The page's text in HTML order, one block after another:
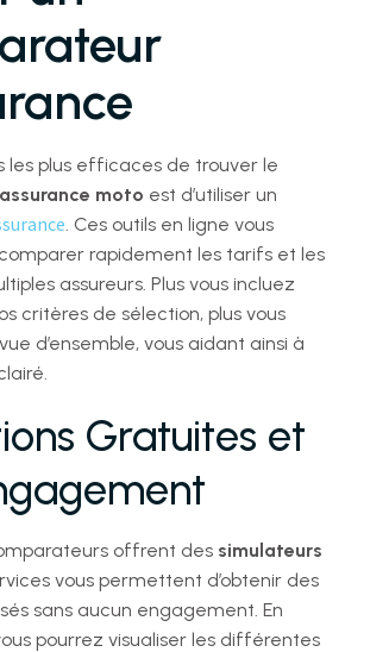
les plus efficaces de trouver le
moto est d’utiliser un
. Ces outils en ligne vous
rapidement les tarifs et les
assureurs. Plus vous incluez
critères de sélection, plus vous
d’ensemble, vous aidant ainsi à
Gratuites et
offrent des simulateurs
vous permettent d’obtenir des
sans aucun engagement. En
pourrez visualiser les différentes